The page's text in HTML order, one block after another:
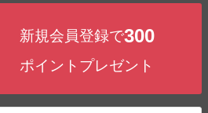
新規会員登録で300
ポイントプレゼント